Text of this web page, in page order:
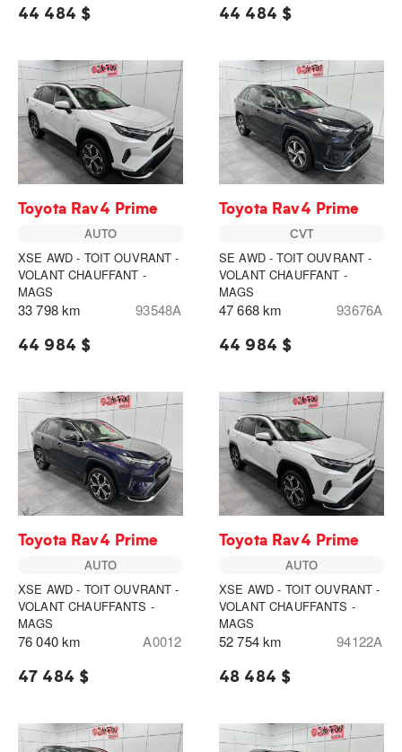
44 484 $ 44 484 $
Toyota Rav4 Prime
AUTO
XSE AWD - TOIT OUVRANT -
VOLANT CHAUFFANT -
MAGS
33 798 km 93548A
44 984 $
Toyota Rav4 Prime
CVT
SE AWD - TOIT OUVRANT -
VOLANT CHAUFFANT -
MAGS
47 668 km 93676A
44 984 $
Toyota Rav4 Prime
AUTO
XSE AWD - TOIT OUVRANT -
VOLANT CHAUFFANTS -
MAGS
76 040 km A0012
47 484 $
Toyota Rav4 Prime
AUTO
XSE AWD - TOIT OUVRANT -
VOLANT CHAUFFANTS -
MAGS
52 754 km 94122A
48 484 $